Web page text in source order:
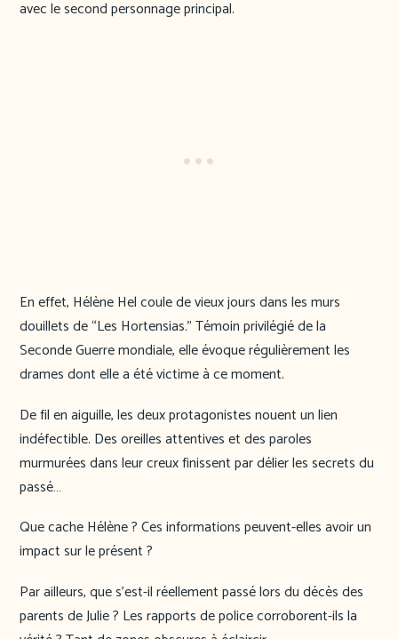
avec le second personnage principal.
En effet, Hélène Hel coule de vieux jours dans les murs
douillets de “Les Hortensias.” Témoin privilégié de la
Seconde Guerre mondiale, elle évoque régulièrement les
drames dont elle a été victime à ce moment.
De fil en aiguille, les deux protagonistes nouent un lien
indéfectible. Des oreilles attentives et des paroles
murmurées dans leur creux finissent par délier les secrets du
passé…
Que cache Hélène ? Ces informations peuvent-elles avoir un
impact sur le présent ?
Par ailleurs, que s’est-il réellement passé lors du décès des
parents de Julie ? Les rapports de police corroborent-ils la